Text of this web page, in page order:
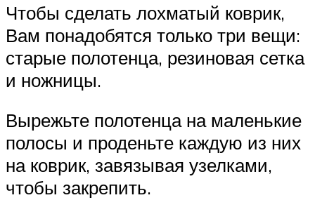
Чтобы сделать лохматый коврик,
Вам понадобятся только три вещи:
старые полотенца, резиновая сетка
и ножницы.
Вырежьте полотенца на маленькие
полосы и проденьте каждую из них
на коврик, завязывая узелками,
чтобы закрепить.